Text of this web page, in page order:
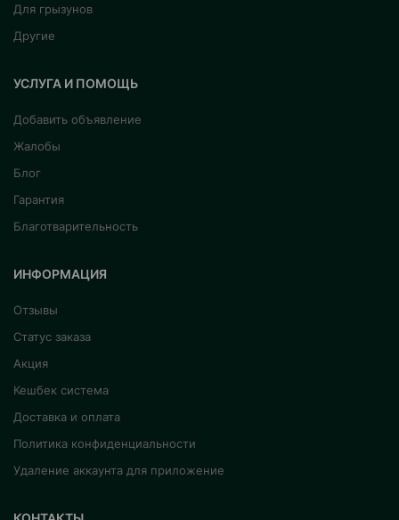
Для грызунов
Другие
УСЛУГА И ПОМОЩЬ
Добавить объявление
Жалобы
Блог
Гарантия
Благотварительность
ИНФОРМАЦИЯ
Отзывы
Статус заказа
Акция
Кешбек система
Доставка и оплата
Политика конфиденциальности
Удаление аккаунта для приложение